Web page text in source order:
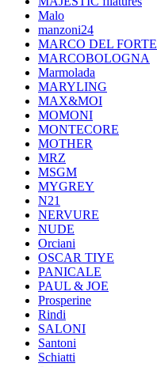
Malo
manzoni24
MARCO DEL FORTE
MARCOBOLOGNA
Marmolada
MARYLING
MAX&MOI
MOMONI
MONTECORE
MOTHER
MRZ
MSGM
MYGREY
N21
NERVURE
NUDE
Orciani
OSCAR TIYE
PANICALE
PAUL & JOE
Prosperine
Rindi
SALONI
Santoni
Schiatti